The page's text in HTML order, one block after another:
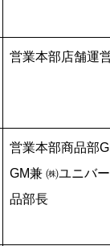
営業本部店舗運
営業本部商品部
GM兼 ㈱ユニバ
品部長